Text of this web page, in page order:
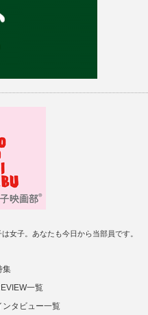
女子。あなたも今日から当部員です。
集
一覧
ンタビュー一覧